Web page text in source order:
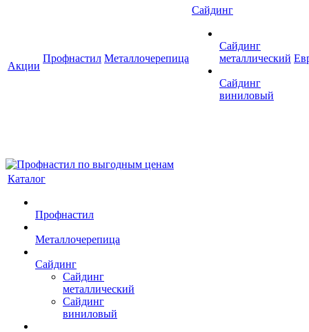
Акции
Профнастил Металлочерепица
Сайдинг
Сайдинг
металлический
Сайдинг
виниловый
Каталог
Профнастил
Металлочерепица
Сайдинг
Сайдинг
металлический
Сайдинг
виниловый